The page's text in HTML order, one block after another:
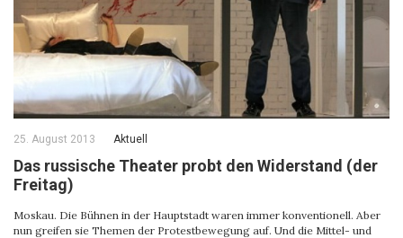
25. August 2013 Aktuell
Das russische Theater probt den Widerstand (der
Freitag)
Moskau. Die Bühnen in der Hauptstadt waren immer konventionell. Aber
nun greifen sie Themen der Protestbewegung auf. Und die Mittel- und